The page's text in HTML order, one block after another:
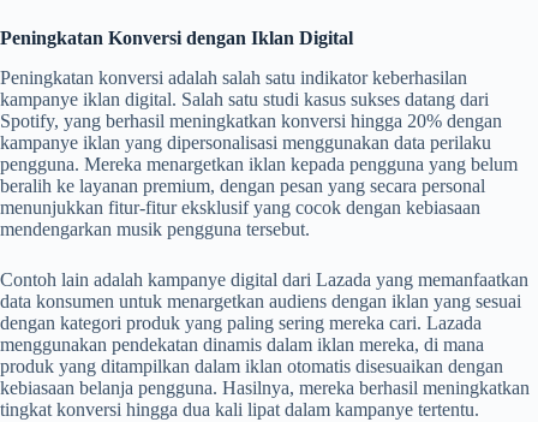
Peningkatan Konversi dengan Iklan Digital
Peningkatan konversi adalah salah satu indikator keberhasilan
kampanye iklan digital. Salah satu studi kasus sukses datang dari
Spotify, yang berhasil meningkatkan konversi hingga 20% dengan
kampanye iklan yang dipersonalisasi menggunakan data perilaku
pengguna. Mereka menargetkan iklan kepada pengguna yang belum
beralih ke layanan premium, dengan pesan yang secara personal
menunjukkan fitur-fitur eksklusif yang cocok dengan kebiasaan
mendengarkan musik pengguna tersebut.
Contoh lain adalah kampanye digital dari Lazada yang memanfaatkan
data konsumen untuk menargetkan audiens dengan iklan yang sesuai
dengan kategori produk yang paling sering mereka cari. Lazada
menggunakan pendekatan dinamis dalam iklan mereka, di mana
produk yang ditampilkan dalam iklan otomatis disesuaikan dengan
kebiasaan belanja pengguna. Hasilnya, mereka berhasil meningkatkan
tingkat konversi hingga dua kali lipat dalam kampanye tertentu.